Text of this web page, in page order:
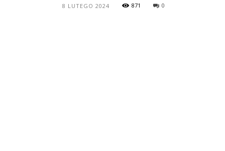
8 LUTEGO 2024 871 0